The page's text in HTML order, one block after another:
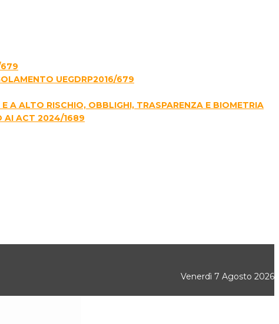
UEGDRP2016/679
A ALTO RISCHIO, OBBLIGHI, TRASPARENZA E BIOMETRIA
AI ACT 2024/1689
Venerdì 7 Agosto 2026